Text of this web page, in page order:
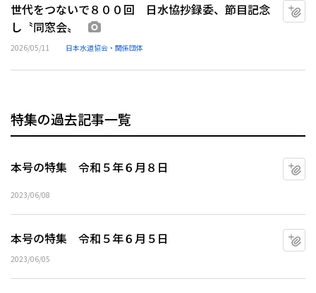
世代をつないで８００回 日水協抄録委、節目記念
し〝同窓会〟
2026/05/11 日本水道協会・関係団体
特集の過去記事一覧
本号の特集 令和５年６月８日
2023/06/08
本号の特集 令和５年６月５日
2023/06/05